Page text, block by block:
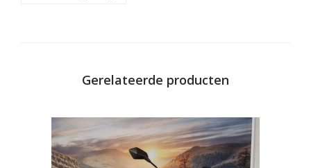
Gerelateerde producten